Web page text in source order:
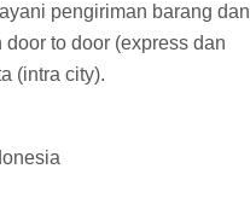
pengiriman barang dan
to door (express dan
(intra city).